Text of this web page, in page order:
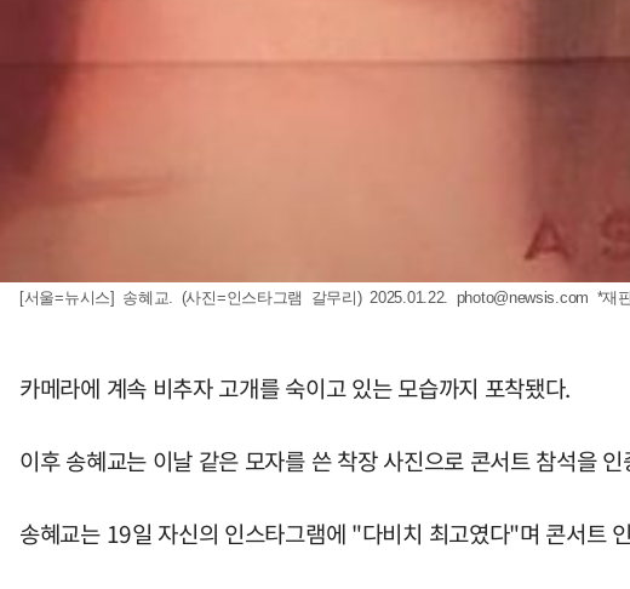
[서울=뉴시스] 송혜교. (사진=인스타그램 갈무리) 2025.01.22. photo@newsis.com *재
카메라에 계속 비추자 고개를 숙이고 있는 모습까지 포착됐다.
이후 송혜교는 이날 같은 모자를 쓴 착장 사진으로 콘서트 참석을 인
송혜교는 19일 자신의 인스타그램에 "다비치 최고였다"며 콘서트